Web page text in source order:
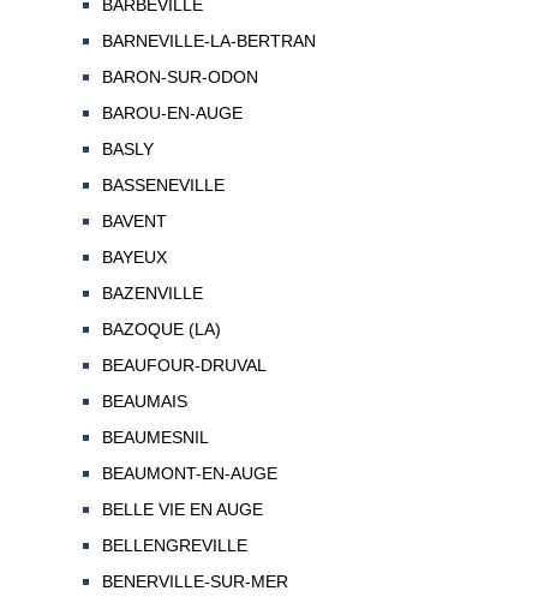
BARBEVILLE
BARNEVILLE-LA-BERTRAN
BARON-SUR-ODON
BAROU-EN-AUGE
BASLY
BASSENEVILLE
BAVENT
BAYEUX
BAZENVILLE
BAZOQUE (LA)
BEAUFOUR-DRUVAL
BEAUMAIS
BEAUMESNIL
BEAUMONT-EN-AUGE
BELLE VIE EN AUGE
BELLENGREVILLE
BENERVILLE-SUR-MER